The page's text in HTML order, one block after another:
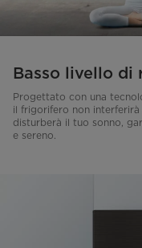
Basso livello di
Progettato con una
il frigorifero non
disturberà il tuo sonno,
e sereno.